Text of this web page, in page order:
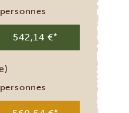
542,14 €*